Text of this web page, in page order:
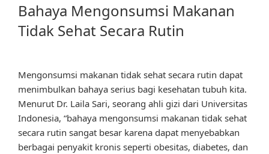
Bahaya Mengonsumsi Makanan
Tidak Sehat Secara Rutin
Mengonsumsi makanan tidak sehat secara rutin dapat
menimbulkan bahaya serius bagi kesehatan tubuh kita.
Menurut Dr. Laila Sari, seorang ahli gizi dari Universitas
Indonesia, “bahaya mengonsumsi makanan tidak sehat
secara rutin sangat besar karena dapat menyebabkan
berbagai penyakit kronis seperti obesitas, diabetes, dan